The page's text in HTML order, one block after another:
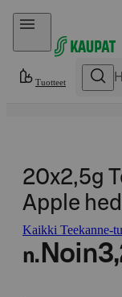
Hyppää sisältöön
Tuotteet
20x2,5g
Apple
Kaikki Teekanne-
n. Noin